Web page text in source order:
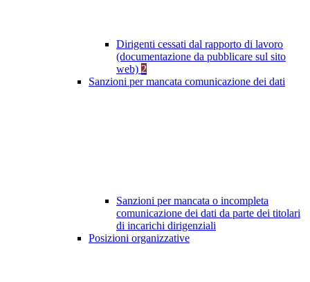
Dirigenti cessati dal rapporto di lavoro
(documentazione da pubblicare sul sito
web) 2
Sanzioni per mancata comunicazione dei dati
Sanzioni per mancata o incompleta
comunicazione dei dati da parte dei titolari
di incarichi dirigenziali
Posizioni organizzative